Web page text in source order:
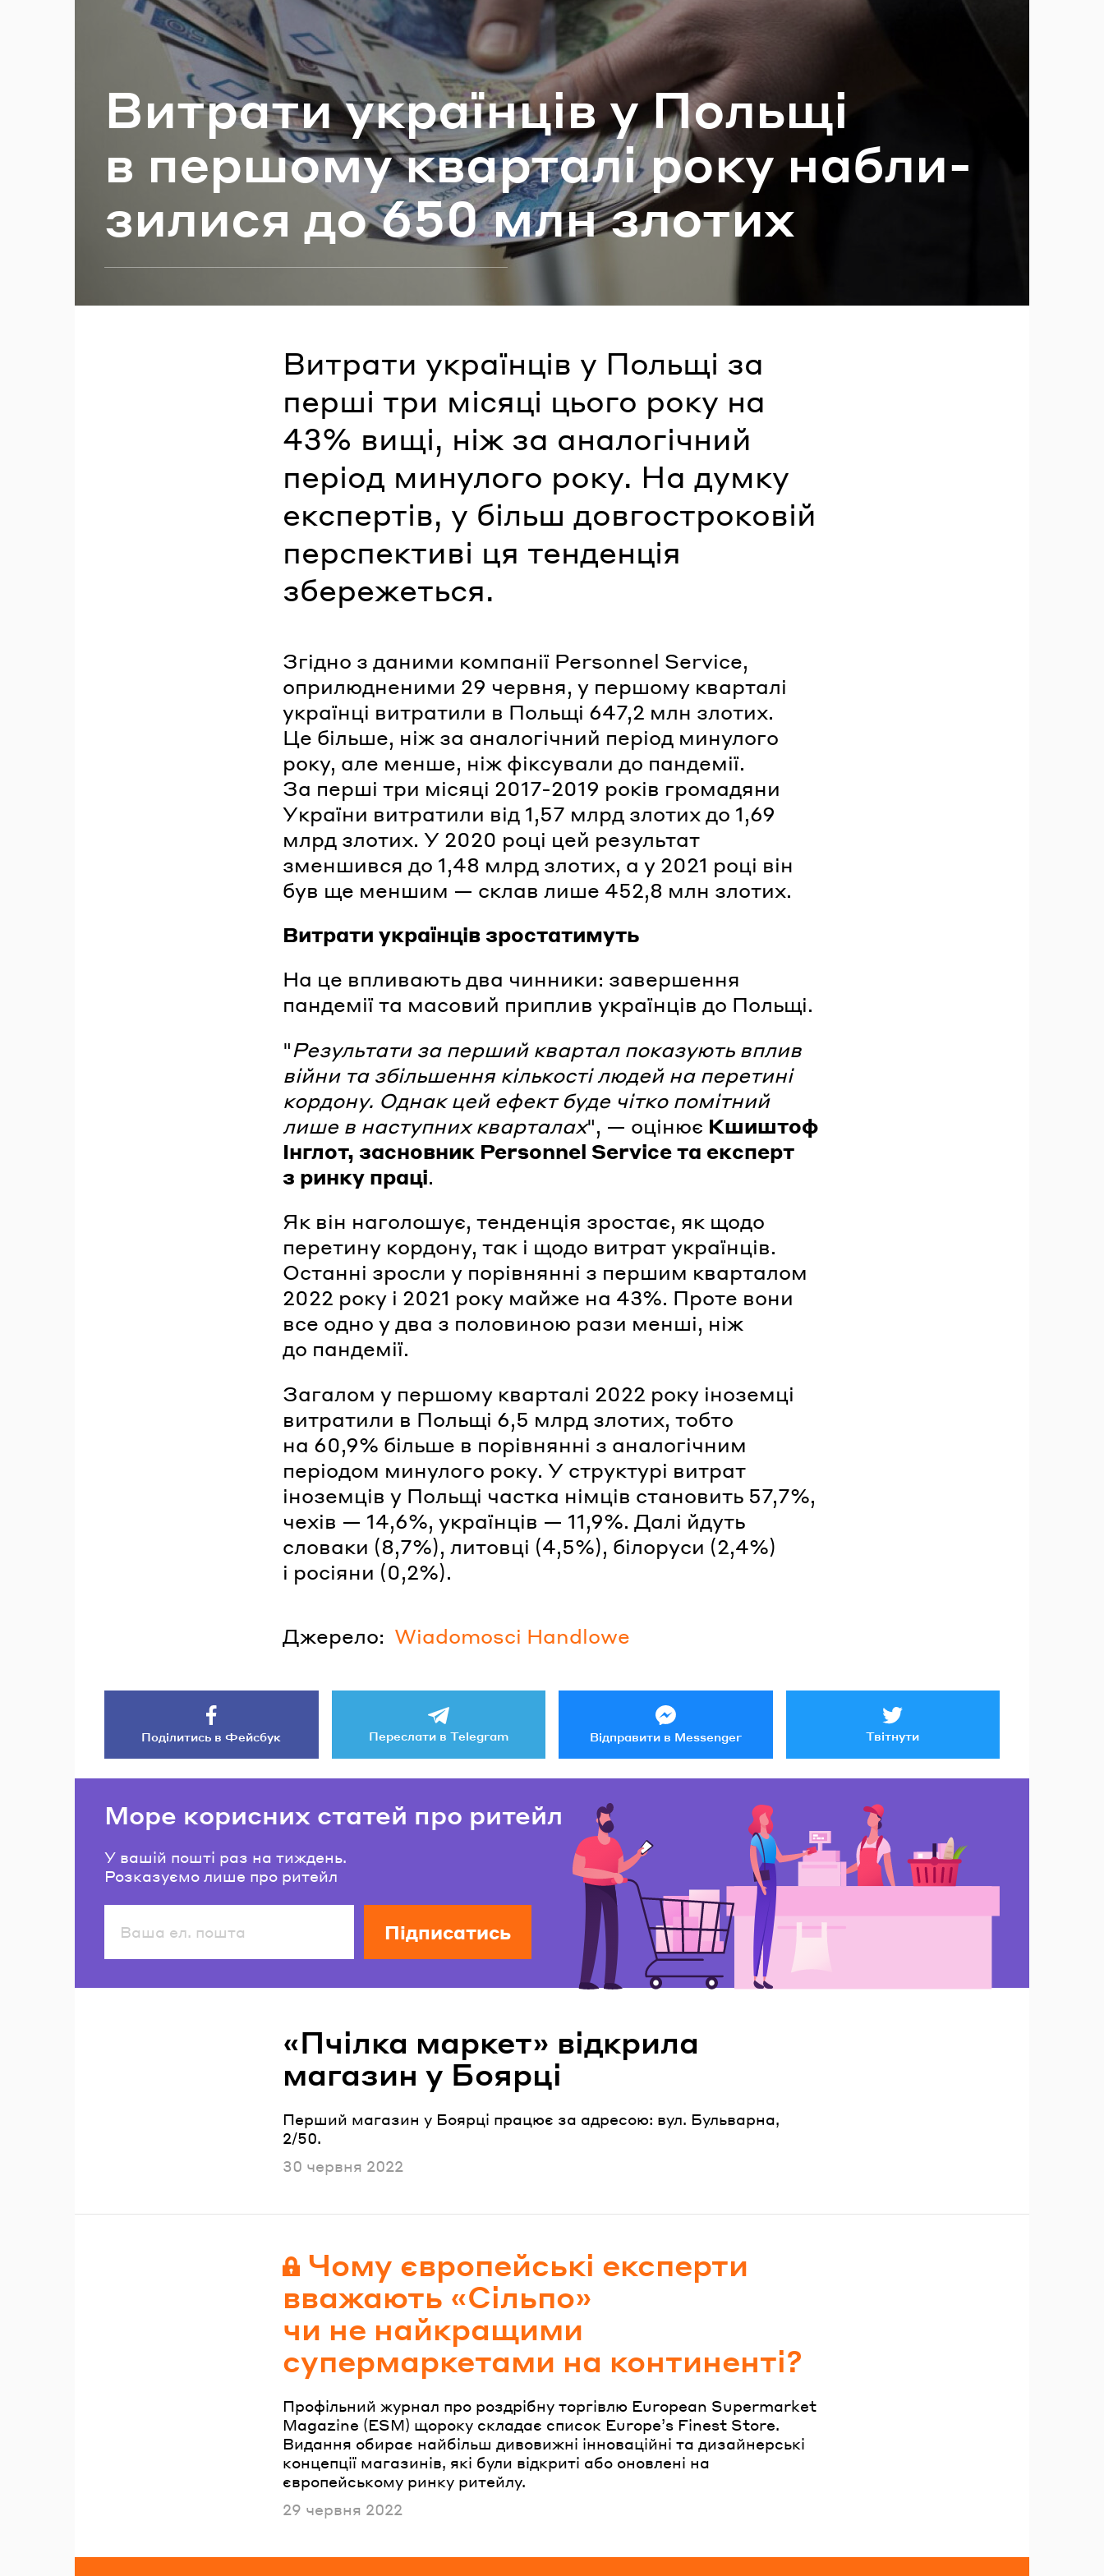
Ви­тра­ти укра­їн­ців у Поль­щі
в пер­шо­му квар­та­лі року на­бли­
зи­ли­ся до 650 млн зло­тих
Витрати українців у Польщі за
перші три місяці цього року на
43% вищі, ніж за аналогічний
період минулого року. На думку
експертів, у більш довгостроковій
перспективі ця тенденція
збережеться.
Згідно з даними компанії Personnel Service,
оприлюдненими 29 червня, у першому кварталі
українці витратили в Польщі 647,2 млн злотих.
Це більше, ніж за аналогічний період минулого
року, але менше, ніж фіксували до пандемії.
За перші три місяці 2017-2019 років громадяни
України витратили від 1,57 млрд злотих до 1,69
млрд злотих. У 2020 році цей результат
зменшився до 1,48 млрд злотих, а у 2021 році він
був ще меншим — склав лише 452,8 млн злотих.
Витрати українців зростатимуть
На це впливають два чинники: завершення
пандемії та масовий приплив українців до Польщі.
"Результати за перший квартал показують вплив
війни та збільшення кількості людей на перетині
кордону. Однак цей ефект буде чітко помітний
лише в наступних кварталах", — оцінює Кшиштоф
Інглот, засновник Personnel Service та експерт
з ринку праці.
Як він наголошує, тенденція зростає, як щодо
перетину кордону, так і щодо витрат українців.
Останні зросли у порівнянні з першим кварталом
2022 року і 2021 року майже на 43%. Проте вони
все одно у два з половиною рази менші, ніж
до пандемії.
Загалом у першому кварталі 2022 року іноземці
витратили в Польщі 6,5 млрд злотих, тобто
на 60,9% більше в порівнянні з аналогічним
періодом минулого року. У структурі витрат
іноземців у Польщі частка німців становить 57,7%,
чехів — 14,6%, українців — 11,9%. Далі йдуть
словаки (8,7%), литовці (4,5%), білоруси (2,4%)
і росіяни (0,2%).
Джерело: Wiadomosci Handlowe
Поділитись в Фейсбук Переслати в Telegram Відправити в Messenger Твітнути
Море корисних статей про ритейл
У вашій пошті раз на тиждень.
Розказуємо лише про ритейл
Підписатись
«Пчілка маркет» відкрила
магазин у Боярці
Перший магазин у Боярці працює за адресою: вул. Бульварна,
2/50.
Опубліковано
30 червня 2022
Чому європейські експерти
вважають «Сільпо»
чи не найкращими
супермаркетами на континенті?
Профільний журнал про роздрібну торгівлю European Supermarket
Magazine (ESM) щороку складає список Europe’s Finest Store.
Видання обирає найбільш дивовижні інноваційні та дизайнерські
концепції магазинів, які були відкриті або оновлені на
європейському ринку ритейлу.
Опубліковано
29 червня 2022
Пароль
Забули пароль?
УВІЙТИ